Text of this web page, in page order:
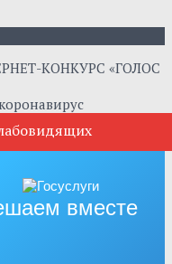
КОНКУРС «ГОЛОС
вместе